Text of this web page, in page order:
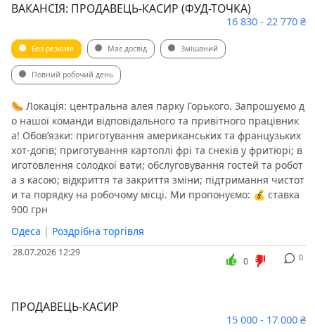
ВАКАНСІЯ: ПРОДАВЕЦЬ-КАСИР (ФУД-ТОЧКА)
16 830 - 22 770 ₴
Без резюме Має досвід Змішаний
Повний робочий день
🌭 Локація: центральна алея парку Горького. Запрошуємо д
о нашої команди відповідального та привітного працівник
а! Обов’язки: приготування американських та французьких
хот-догів; приготування картоплі фрі та снеків у фритюрі; в
иготовлення солодкої вати; обслуговування гостей та робот
а з касою; відкриття та закриття зміни; підтримання чистот
и та порядку на робочому місці. Ми пропонуємо: 💰 ставка
900 грн
Одеса | Роздрібна торгівля
28.07.2026 12:29 0
0
ПРОДАВЕЦЬ-КАСИР
15 000 - 17 000 ₴